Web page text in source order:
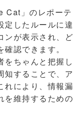
Cat」のレポーテ
定したルールに違
ンが表示され、ど
認できます。
をちゃんと把握し
知することで、ア
れにより、情報漏
を維持するための